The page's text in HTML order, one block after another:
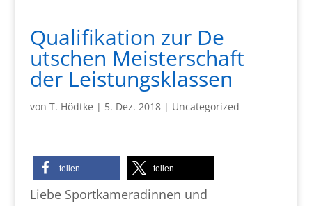
Qualifikation zur De​
utschen Meiste​rschaft
der Leistungsklassen
von T. Hödtke | 5. Dez. 2018| Uncategorized
teilen teilen
Liebe Sportkameradinnen und